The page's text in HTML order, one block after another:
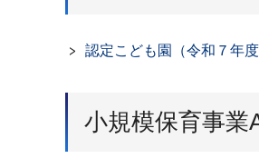
認定こども園（令和７年度
小規模保育事業